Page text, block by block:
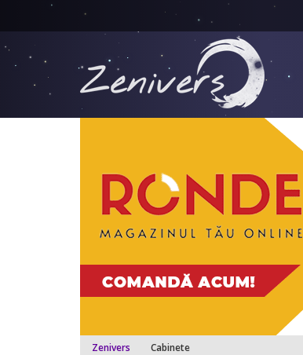
Zenivers Cabinete